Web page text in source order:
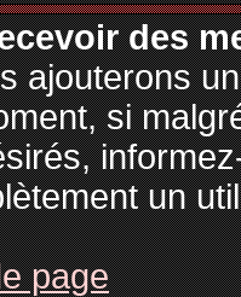
des
ajouterons
si
un
page